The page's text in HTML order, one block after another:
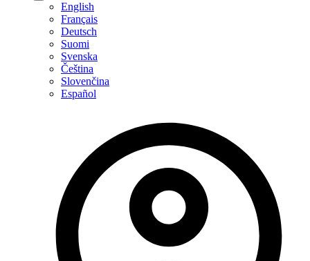
English
Français
Deutsch
Suomi
Svenska
Čeština
Slovenčina
Español